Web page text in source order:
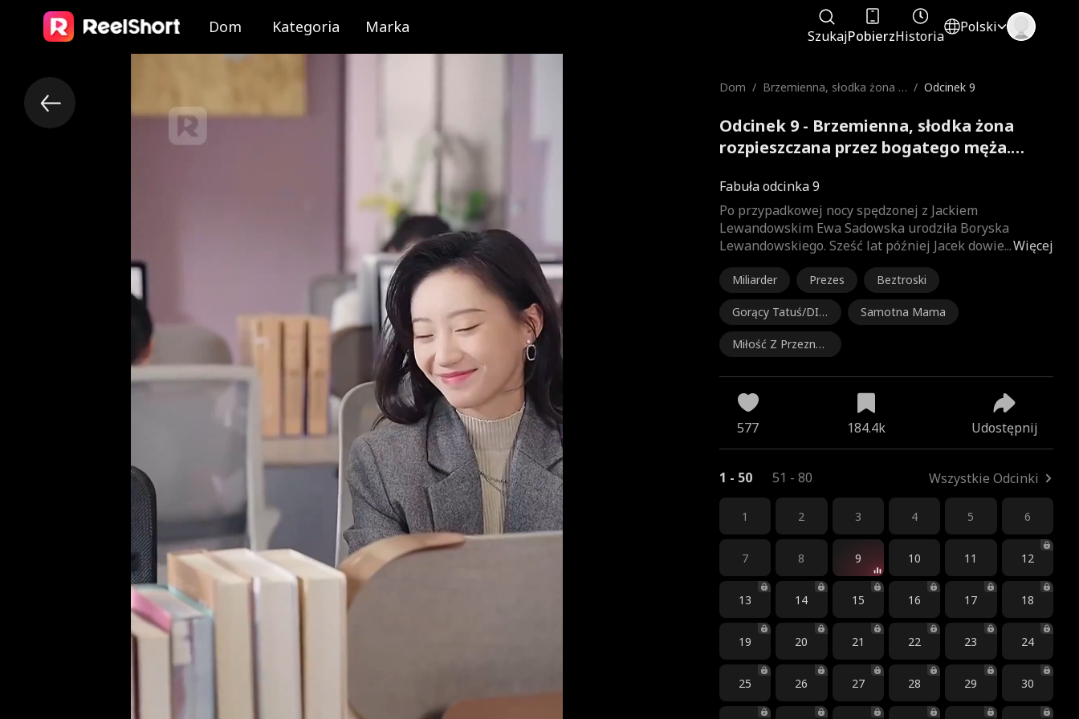
Dom Kategoria Marka SzukajPobierzHistoria
Polski
Dom / Brzemienna, słodka żona r
go męża.
/ Odcinek 9
Odcinek 9 - Brzemienna, słodka żona
rozpieszczana przez bogatego męża.
Fabuła odcinka 9
Więcej
Po przypadkowej nocy spędzonej z Jackiem
Lewandowskim Ewa Sadowska urodziła Boryska
Lewandowskiego. Sześć lat później Jacek dowie...
Miliarder Prezes Beztroski
Gorący Tatuś/DIL
F
Samotna Mama
Miłość Z Przeznac
577 184.4k Udostępnij
1 - 50 51 - 80 Wszystkie Odcinki
1 2 3 4 5 6
7 8 9 10 11 12
13 14 15 16 17 18
19 20 21 22 23 24
25 26 27 28 29 30